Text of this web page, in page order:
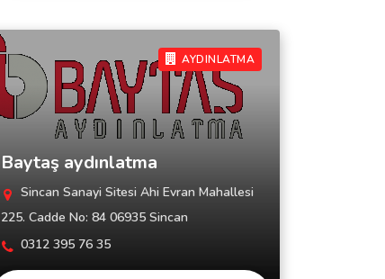
AYDINLATMA
Baytaş aydınlatma
Sincan Sanayi Sitesi Ahi Evran Mahallesi
225. Cadde No: 84 06935 Sincan
0312 395 76 35